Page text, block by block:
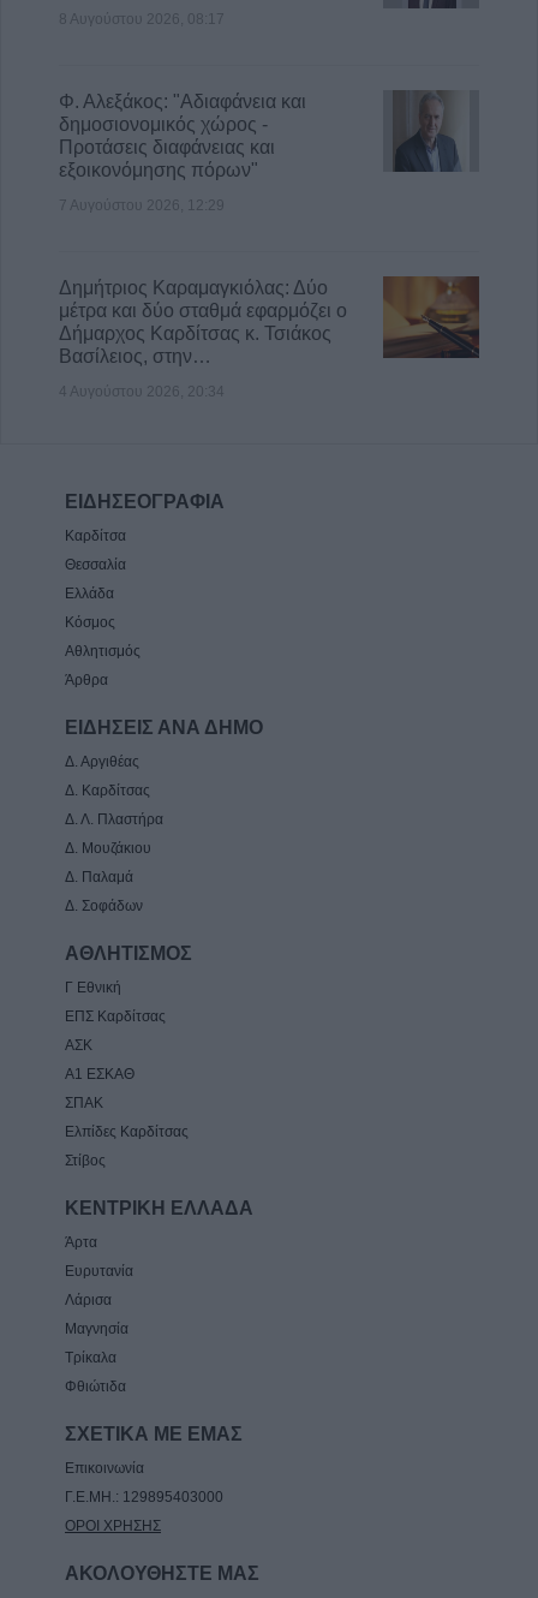
8 Αυγούστου 2026, 08:17
Φ. Αλεξάκος: "Αδιαφάνεια και
δημοσιονομικός χώρος -
Προτάσεις διαφάνειας και
εξοικονόμησης πόρων"
7 Αυγούστου 2026, 12:29
Δημήτριος Καραμαγκιόλας: Δύο
μέτρα και δύο σταθμά εφαρμόζει ο
Δήμαρχος Καρδίτσας κ. Τσιάκος
Βασίλειος, στην…
4 Αυγούστου 2026, 20:34
ΕΙΔΗΣΕΟΓΡΑΦΙΑ
Καρδίτσα
Θεσσαλία
Ελλάδα
Κόσμος
Αθλητισμός
Άρθρα
ΕΙΔΗΣΕΙΣ ΑΝΑ ΔΗΜΟ
Δ. Αργιθέας
Δ. Καρδίτσας
Δ. Λ. Πλαστήρα
Δ. Μουζάκιου
Δ. Παλαμά
Δ. Σοφάδων
ΑΘΛΗΤΙΣΜΟΣ
Γ Εθνική
ΕΠΣ Καρδίτσας
ΑΣΚ
Α1 ΕΣΚΑΘ
ΣΠΑΚ
Ελπίδες Καρδίτσας
Στίβος
ΚΕΝΤΡΙΚΗ ΕΛΛΑΔΑ
Άρτα
Ευρυτανία
Λάρισα
Μαγνησία
Τρίκαλα
Φθιώτιδα
ΣΧΕΤΙΚΑ ΜΕ ΕΜΑΣ
Επικοινωνία
Γ.Ε.ΜΗ.: 129895403000
ΟΡΟΙ ΧΡΗΣΗΣ
ΑΚΟΛΟΥΘΗΣΤΕ ΜΑΣ